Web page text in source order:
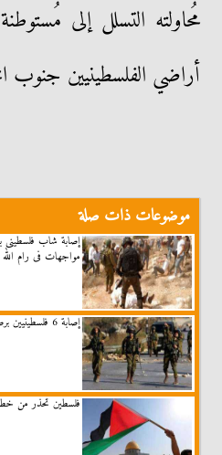
مُحاولته التسلل إلى
أراضي الفلسطينيين جنوب
موضوعات ذات صلة
إصابة شاب فلسطينى
مواجهات فى رام الله
إصابة 6 فلسطينيين برصاص الاحتلال خلال مسيرة بالضفة الغربية
فلسطين تحذر من خطة